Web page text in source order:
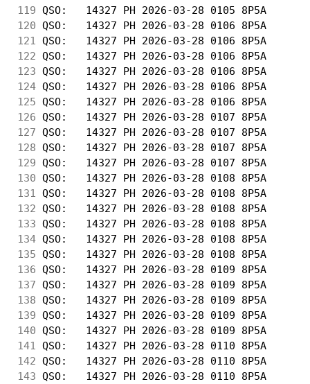
119 QSO:   14327 PH 2026-03-28 0105
120 QSO:   14327 PH 2026-03-28 0106
121
QSO:   14327 PH 2026-03-28 0106
122 QSO:   14327 PH 2026-03-28 0106
123 QSO:   14327 PH 2026-03-28 0106
124 QSO:   14327 PH 2026-03-28 0106
125 QSO:   14327 PH 2026-03-28 0106
126 QSO:   14327 PH 2026-03-28 0107
127 QSO:   14327 PH 2026-03-28 0107
128 QSO:   14327 PH 2026-03-28 0107
129 QSO:   14327 PH 2026-03-28 0107
130 QSO:   14327 PH 2026-03-28 0108
131
QSO:   14327 PH 2026-03-28 0108
132 QSO:   14327 PH 2026-03-28 0108
133 QSO:   14327 PH 2026-03-28 0108
134 QSO:   14327 PH 2026-03-28 0108
135 QSO:   14327 PH 2026-03-28 0108
136 QSO:   14327 PH 2026-03-28 0109
137 QSO:   14327 PH 2026-03-28 0109
138 QSO:   14327 PH 2026-03-28 0109
139 QSO:   14327 PH 2026-03-28 0109
140 QSO:   14327 PH 2026-03-28 0109
141
QSO:   14327 PH 2026-03-28 0110
142 QSO:   14327 PH 2026-03-28 0110
143 QSO:   14327 PH 2026-03-28 0110